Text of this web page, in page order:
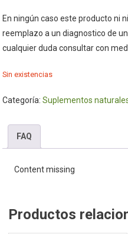
En ningún caso este producto ni
reemplazo a un diagnostico de
cualquier duda consultar con
Sin existencias
Categoría:Suplementos
FAQ
Content missing
Productos